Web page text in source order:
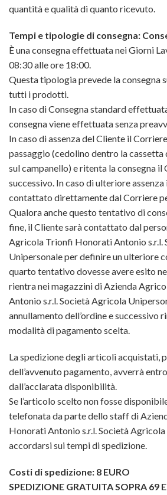
quantità e qualità di quanto ricevuto.
Tempi e tipologie di consegna:
È una consegna effettuata nei Giorni
08:30 alle ore 18:00.
Questa tipologia prevede la consegna
tutti i prodotti.
In caso di Consegna standard
consegna viene effettuata senza
In caso di assenza del Cliente il
passaggio (cedolino dentro la
sul campanello) e ritenta la consegna
successivo. In caso di ulteriore
contattato direttamente dal Corriere
Qualora anche questo tentativo di
fine, il Cliente sarà contattato dal
Agricola Trionfi Honorati Antonio s.r.l.
Unipersonale per definire un ulteriore
quarto tentativo dovesse avere esito
rientra nei magazzini di Azienda
Antonio s.r.l. Società Agricola
annullamento dell’ordine e successivo
modalità di pagamento scelta.
La spedizione degli articoli acquistati,
dell’avvenuto pagamento, avverrà
dall’acclarata disponibilità.
Se l’articolo scelto non fosse
telefonata da parte dello staff di
Honorati Antonio s.r.l. Società
accordarsi sui tempi di spedizione.
Costi di spedizione: 8 EURO
SPEDIZIONE GRATUITA SOPRA 69